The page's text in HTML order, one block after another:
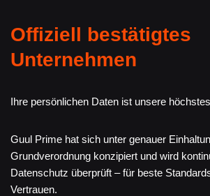
Offiziell bestätigtes
Unternehmen
Ihre persönlichen Daten ist unsere
Guul Prime hat sich unter genauer
Grundverordnung konzipiert und wird
Datenschutz überprüft – für beste
Vertrauen.